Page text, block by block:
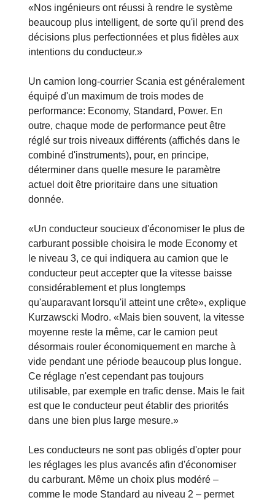
«Nos ingénieurs ont réussi à rendre le système
beaucoup plus intelligent, de sorte qu'il prend des
décisions plus perfectionnées et plus fidèles aux
intentions du conducteur.»
Un camion long-courrier Scania est généralement
équipé d'un maximum de trois modes de
performance: Economy, Standard, Power. En
outre, chaque mode de performance peut être
réglé sur trois niveaux différents (affichés dans le
combiné d'instruments), pour, en principe,
déterminer dans quelle mesure le paramètre
actuel doit être prioritaire dans une situation
donnée.
«Un conducteur soucieux d'économiser le plus de
carburant possible choisira le mode Economy et
le niveau 3, ce qui indiquera au camion que le
conducteur peut accepter que la vitesse baisse
considérablement et plus longtemps
qu'auparavant lorsqu'il atteint une crête», explique
Kurzawscki Modro. «Mais bien souvent, la vitesse
moyenne reste la même, car le camion peut
désormais rouler économiquement en marche à
vide pendant une période beaucoup plus longue.
Ce réglage n'est cependant pas toujours
utilisable, par exemple en trafic dense. Mais le fait
est que le conducteur peut établir des priorités
dans une bien plus large mesure.»
Les conducteurs ne sont pas obligés d'opter pour
les réglages les plus avancés afin d'économiser
du carburant. Même un choix plus modéré –
comme le mode Standard au niveau 2 – permet